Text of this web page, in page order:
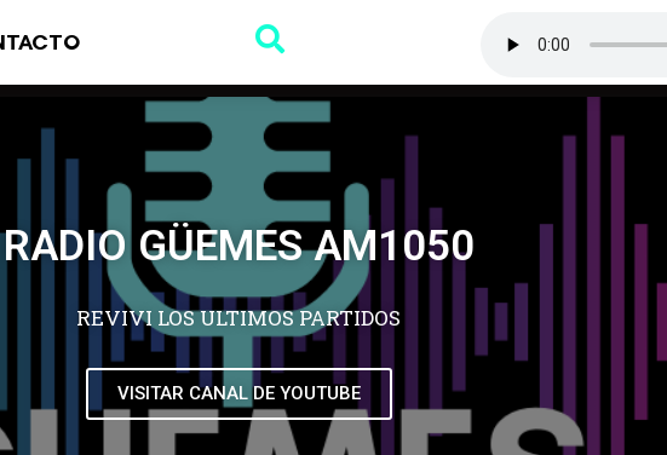
RADIO GÜEMES AM1050
REVIVI LOS ULTIMOS PARTIDOS
VISITAR CANAL DE YOUTUBE